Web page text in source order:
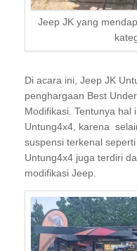
Jeep JK yang
Di acara ini, Jeep JK
penghargaan Best
Modifikasi. Tentunya hal
Untung4x4, karena
suspensi terkenal seperti
Untung4x4 juga terdiri
modifikasi Jeep.